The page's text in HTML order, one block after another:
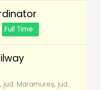
Full Time
jud. Maramureș, jud.